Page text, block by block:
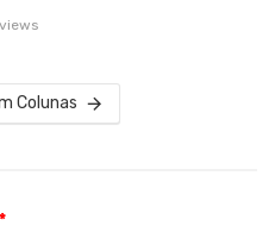
Colunas
*